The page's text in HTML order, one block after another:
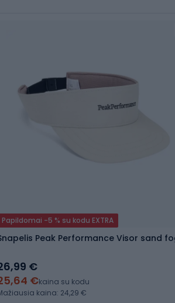
Papildomai -5 % su kodu EXTRA
Peak Performance Visor sand
€
€kaina su kodu
kaina: 24,29 €